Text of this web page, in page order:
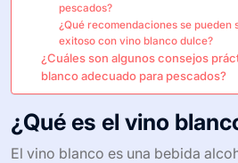
pescados?
¿Qué recomendaciones se pueden
exitoso con vino blanco dulce?
¿Cuáles son algunos consejos
blanco adecuado para pescados?
¿Qué es el vino
El vino blanco es una bebida